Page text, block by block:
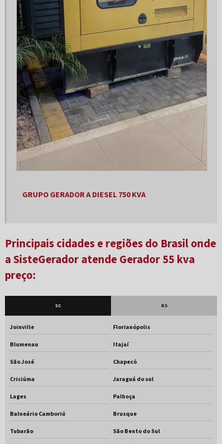
Gerador 30 kva
Gerador 30 kva diesel
Gerador 30 kva monofásico
Gerador 300 kva
Gerador 300 kva a venda
Gerador 30kva trifásico
Gerador 40 kva
Gerador 40 kva 220v
Gerador 40 kva 380v
Gerador 40 kva preço
Gerador 50 kva aluguel
Gerador 50 kva trifásico
Gerador 500 kva preço
Gerador 55 kva
Gerador 55 kva diesel
Gerador 55 kva preço
Gerador 60 kva
Gerador 60 kva diesel
Gerador 75 kva
Gerador 75 kva 380v
GRUPO GERADOR A DIESEL 750 KVA
Principais cidades e regiões do Brasil onde
a SisteGerador atende Gerador 55 kva
preço:
SC RS
Joinville Florianópolis
Blumenau Itajaí
São José Chapecó
Criciúma Jaraguá do sul
Lages Palhoça
Balneário Camboriú Brusque
Tubarão São Bento do Sul